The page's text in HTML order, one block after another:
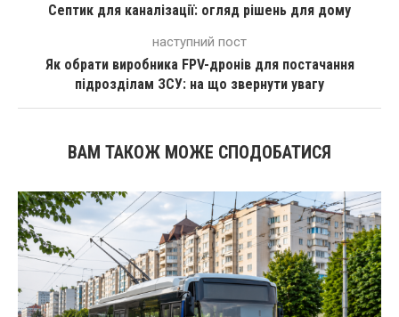
Септик для каналізації: огляд рішень для дому
наступний пост
Як обрати виробника FPV-дронів для постачання
підрозділам ЗСУ: на що звернути увагу
ВАМ ТАКОЖ МОЖЕ СПОДОБАТИСЯ